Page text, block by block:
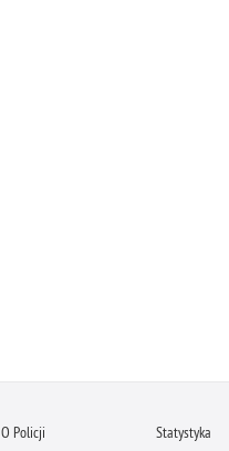
O Policji Statystyka